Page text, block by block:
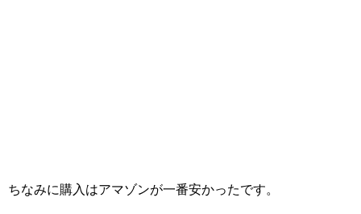
ちなみに購入はアマゾンが一番安かったです。